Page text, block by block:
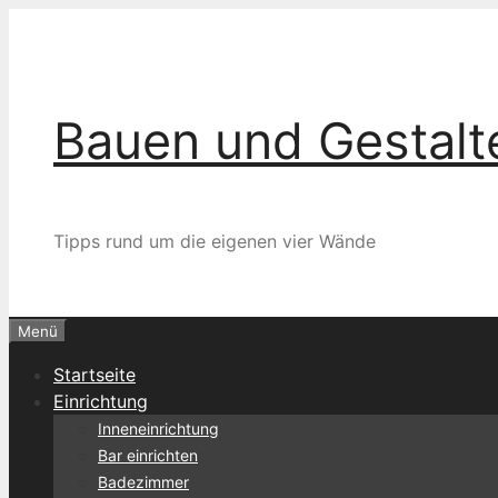
Bauen und
Tipps rund um die eigenen vier Wände
Menü
Startseite
Einrichtung
Inneneinrichtung
Bar einrichten
Badezimmer